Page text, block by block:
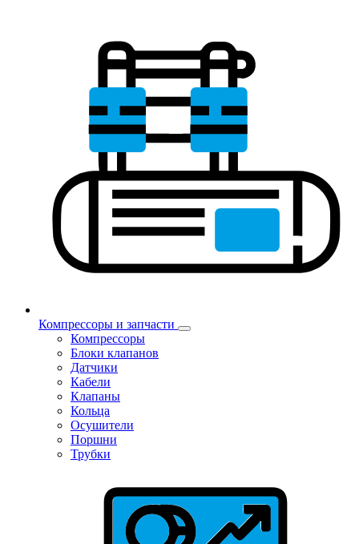
Компрессоры и запчасти
Компрессоры
Блоки клапанов
Датчики
Кабели
Клапаны
Кольца
Осушители
Поршни
Трубки